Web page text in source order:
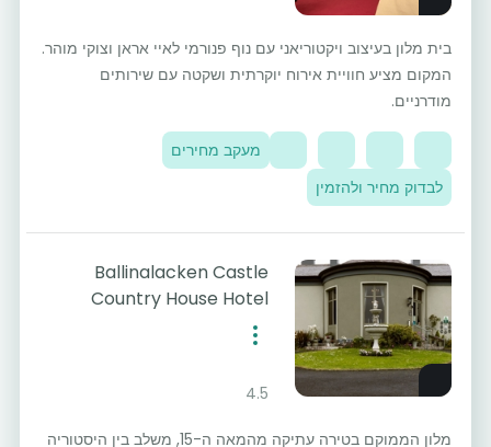
בית מלון בעיצוב ויקטוריאני עם נוף פנורמי לאיי אראן וצוקי מוהר.
המקום מציע חוויית אירוח יוקרתית ושקטה עם שירותים
מודרניים.
מעקב מחירים
לבדוק מחיר ולהזמין
Ballinalacken Castle
Country House Hotel
4.5
מלון הממוקם בטירה עתיקה מהמאה ה-15, משלב בין היסטוריה